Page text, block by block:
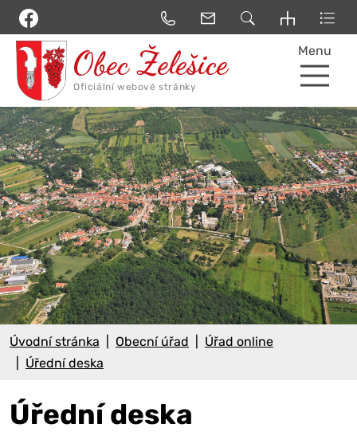
Menu
Úvodní stránka Obecní úřad
Úřad online
Úřední deska
Úřední deska